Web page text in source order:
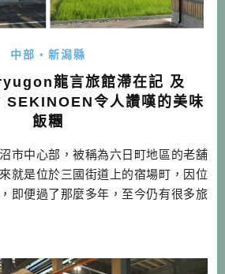
中部・新潟縣
龍言旅館滯在記 及
令人讚嘆的美味
飯糰
市中心部，被稱為六日町地區的老舖
就是位於三國街道上的宿場町，因位
即便過了那麼多年，至今仍有很多旅
基地，是建於以前「龍言寺」所在位